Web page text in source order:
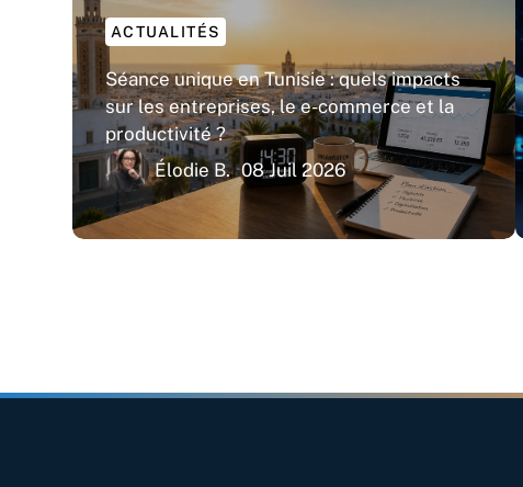
ACTUALITÉS
Séance unique en Tunisie : quels impacts
sur les entreprises, le e-commerce et la
productivité ?
Élodie B. 08 Juil 2026